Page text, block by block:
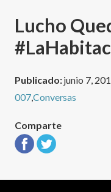
Lucho
Publicado:junio 7,
007,Conversas
Comparte